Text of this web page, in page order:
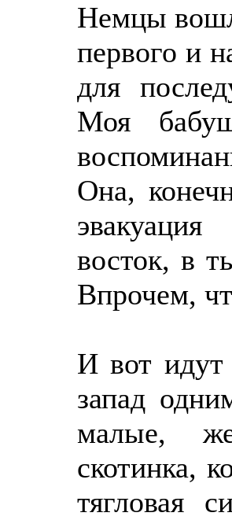
Немцы
первого и
для
Моя
Она,
восток, в
Впрочем,
И вот идут
запад
малые,
скотинка,
тягловая